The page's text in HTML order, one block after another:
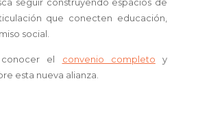
que conecten educación,
social.
el convenio completo y
esta nueva alianza.